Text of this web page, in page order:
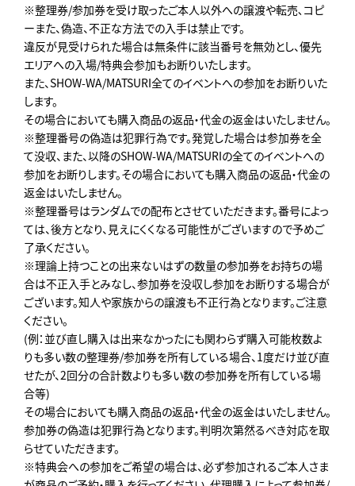
※整理券/参加券を受け取ったご本人以外への譲渡や転売､コピ
ーまた、偽造、不正な方法での入手は禁止です。
違反が見受けられた場合は無条件に該当番号を無効とし、優先
エリアへの入場/特典会参加もお断りいたします。
また、SHOW-WA/MATSURI全てのイベントへの参加をお断りいた
します。
その場合においても購入商品の返品・代金の返金はいたしません。
※整理番号の偽造は犯罪行為です。発覚した場合は参加券を全
て没収、また、以降のSHOW-WA/MATSURIの全てのイベントへの
参加をお断りします。その場合においても購入商品の返品・代金の
返金はいたしません。
※整理番号はランダムでの配布とさせていただきます。番号によっ
ては、後方となり、見えにくくなる可能性がございますので予めご
了承ください。
※理論上持つことの出来ないはずの数量の参加券をお持ちの場
合は不正入手とみなし、参加券を没収し参加をお断りする場合が
ございます。知人や家族からの譲渡も不正行為となります。ご注意
ください。
(例：並び直し購入は出来なかったにも関わらず購入可能枚数よ
りも多い数の整理券/参加券を所有している場合、1度だけ並び直
せたが、2回分の合計数よりも多い数の参加券を所有している場
合等)
その場合においても購入商品の返品・代金の返金はいたしません。
参加券の偽造は犯罪行為となります。判明次第然るべき対応を取
らせていただきます。
※特典会への参加をご希望の場合は、必ず参加されるご本人さま